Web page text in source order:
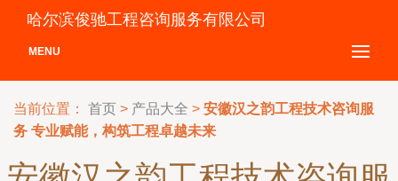
哈尔滨俊驰工程咨询服务有限公司
MENU
当前位置： 首页 > 产品大全 > 安徽汉之韵工程技术咨询服
务 专业赋能，构筑工程卓越未来